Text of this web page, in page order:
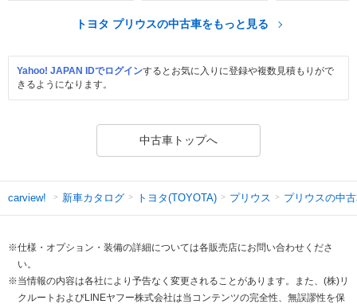
トヨタ プリウスの中古車をもっと見る
Yahoo! JAPAN IDでログインするとお気に入りに登録や複数見積もりがで
きるようになります。
中古車トップへ
carview! 新車カタログ トヨタ(TOYOTA) プリウス プリウスの中
※仕様・オプション・装備の詳細については各販売店にお問い合わせくださ
い。
※当情報の内容は各社により予告なく変更されることがあります。また、(株)リ
クルートおよびLINEヤフー株式会社は当コンテンツの完全性、無誤謬性を保